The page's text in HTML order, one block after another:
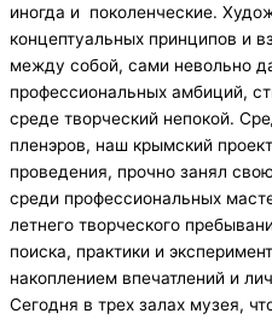
иногда и поколенческие.
концептуальных принципов и
между собой, сами невольно
профессиональных амбиций,
среде творческий непокой.
пленэров, наш крымский
проведения, прочно занял
среди профессиональных
летнего творческого
поиска, практики и
накоплением впечатлений и
Сегодня в трех залах музея,